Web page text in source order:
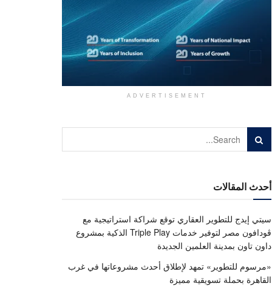
ADVERTISEMENT
أحدث المقالات
سيتي إيدج للتطوير العقاري توقع شراكة استراتيجية مع
ڤودافون مصر لتوفير خدمات Triple Play الذكية بمشروع
داون تاون بمدينة العلمين الجديدة
«مرسوم للتطوير» تمهد لإطلاق أحدث مشروعاتها في غرب
القاهرة بحملة تسويقية مميزة